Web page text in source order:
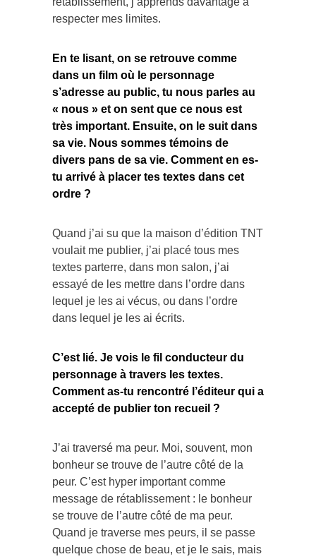
respecter mes limites.
En te lisant, on se retrouve comme
dans un film où le personnage
s’adresse au public, tu nous parles au
« nous » et on sent que ce nous est
très important. Ensuite, on le suit dans
sa vie. Nous sommes témoins de
divers pans de sa vie. Comment en es-
tu arrivé à placer tes textes dans cet
ordre ?
Quand j’ai su que la maison d’édition TNT
voulait me publier, j’ai placé tous mes
textes parterre, dans mon salon, j’ai
essayé de les mettre dans l’ordre dans
lequel je les ai vécus, ou dans l’ordre
dans lequel je les ai écrits.
C’est lié. Je vois le fil conducteur du
personnage à travers les textes.
Comment as-tu rencontré l’éditeur qui a
accepté de publier ton recueil ?
J’ai traversé ma peur. Moi, souvent, mon
bonheur se trouve de l’autre côté de la
peur. C’est hyper important comme
message de rétablissement : le bonheur
se trouve de l’autre côté de ma peur.
Quand je traverse mes peurs, il se passe
quelque chose de beau, et je le sais, mais